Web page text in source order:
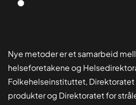
Nye metoder er et samarbeid
helseforetakene og
Folkehelseinstituttet,
produkter og Direktoratet for